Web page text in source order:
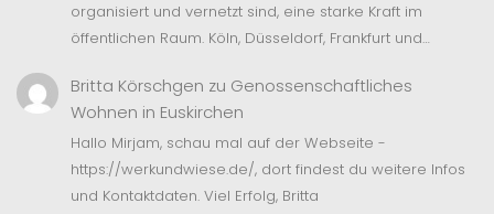
organisiert und vernetzt sind, eine starke Kraft im
öffentlichen Raum. Köln, Düsseldorf, Frankfurt und…
Britta Körschgen zu Genossenschaftliches
Wohnen in Euskirchen
Hallo Mirjam, schau mal auf der Webseite -
https://werkundwiese.de/, dort findest du weitere Infos
und Kontaktdaten. Viel Erfolg, Britta